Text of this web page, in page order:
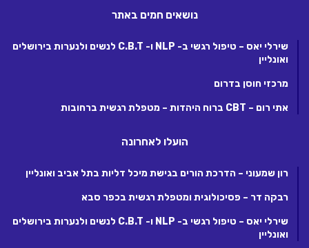
נושאים חמים באתר
שירלי יאס – טיפול רגשי ב- NLP ו- C.B.T לנשים ולנערות בירושלים
ואונליין
מרכזי חוסן בדרום
אתי רום – CBT ברוח היהדות – מטפלת רגשית ברחובות
הועלו לאחרונה
רון שמעוני – הדרכת הורים בגישת מיכל דליות בתל אביב ואונליין
רבקה דר – פסיכולוגית ומטפלת רגשית בכפר סבא
שירלי יאס – טיפול רגשי ב- NLP ו- C.B.T לנשים ולנערות בירושלים
ואונליין